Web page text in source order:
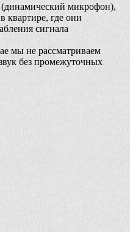
(динамический микрофон),
квартире, где они
сигнала
мы не рассматриваем
без промежуточных